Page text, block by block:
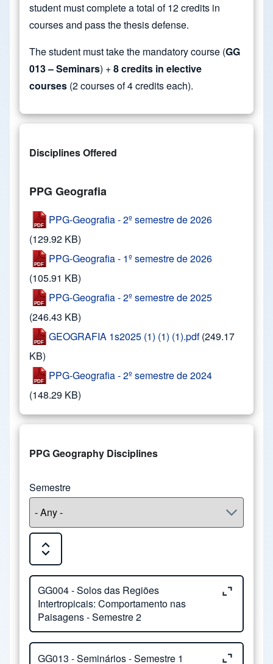
student must complete a total of 12 credits in
courses and pass the thesis defense.
The student must take the mandatory course (GG
013 – Seminars) +8 credits in elective
courses (2 courses of 4 credits each).
Disciplines Offered
PPG Geografia
PPG-Geografia - 2º semestre de 2026
(129.92 KB)
PPG-Geografia - 1º semestre de 2026
(105.91 KB)
PPG-Geografia - 2º semestre de 2025
(246.43 KB)
GEOGRAFIA 1s2025 (1) (1) (1).pdf (249.17
KB)
PPG-Geografia - 2º semestre de 2024
(148.29 KB)
PPG Geography Disciplines
Semestre
Expand or Collapse all sections
GG004 - Solos das Regiões
Intertropicais: Comportamento nas
Paisagens - Semestre 2
Close or Open tab vvja-pane-80286820-1-pane
Núcleo: Geografia
GG013 - Seminários - Semestre 1
Close or Open tab vvja-pane-80286820-2-pane